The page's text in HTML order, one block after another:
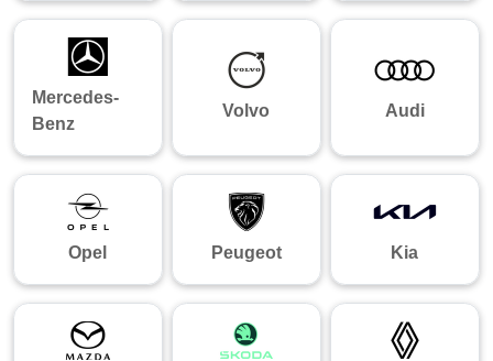
Mercedes-
Benz
Volvo Audi
Opel Peugeot Kia